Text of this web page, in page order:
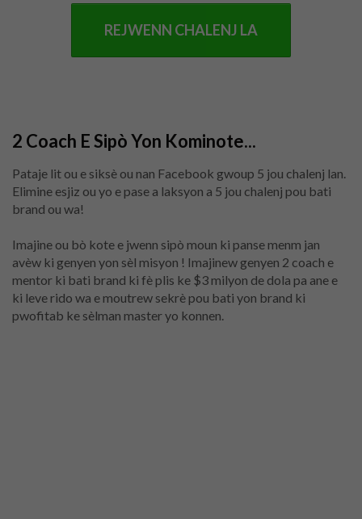
REJWENN CHALENJ LA
2 Coach E Sipò Yon Kominote...
Pataje lit ou e siksè ou nan Facebook gwoup 5 jou chalenj lan.
Elimine esjiz ou yo e pase a laksyon a 5 jou chalenj pou bati
brand ou wa!
Imajine ou bò kote e jwenn sipò moun ki panse menm jan
avèw ki genyen yon sèl misyon ! Imajinew genyen 2 coach e
mentor ki bati brand ki fè plis ke $3 milyon de dola pa ane e
ki leve rido wa e moutrew sekrè pou bati yon brand ki
pwofitab ke sèlman master yo konnen.